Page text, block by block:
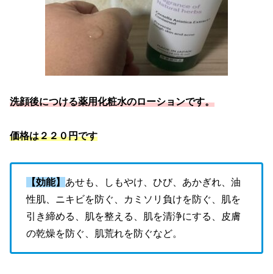
洗顔後につける薬用化粧水のローションです。
価格は２２０円です
【効能】 あせも、しもやけ、ひび、あかぎれ、油
性肌、ニキビを防ぐ、カミソリ負けを防ぐ、肌を
引き締める、肌を整える、肌を清浄にする、皮膚
の乾燥を防ぐ、肌荒れを防ぐなど。